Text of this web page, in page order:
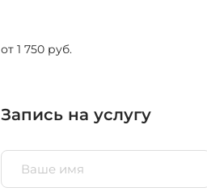
от 1 750 руб.
Запись на услугу